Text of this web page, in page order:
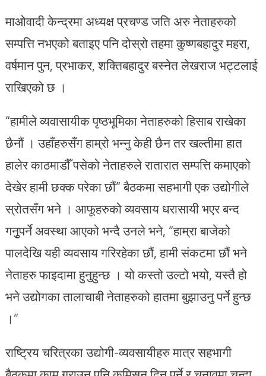
माओवादी केन्द्रमा अध्यक्ष प्रचण्ड जति अरु नेताहरुको
सम्पत्ति नभएको बताइए पनि दोस्रो तहमा कुष्णबहादुर महरा,
वर्षमान पुन, प्रभाकर, शक्तिबहादुर बस्नेत लेखराज भट्टलाई
राखिएको छ ।
“हामीले व्यवासायीक पृष्ठभूमिका नेताहरुको हिसाब राखेका
छैनौं । उहाँहरुसँग हाम्रो भन्नु केही छैन तर खल्तीमा हात
हालेर काठमाडौँ पसेको नेताहरुले रातारात सम्पत्ति कमाएको
देखेर हामी छक्क परेका छौं” बैठकमा सहभागी एक उद्योगीले
स्रोतसँग भने । आफूहरुको व्यवसाय धरासायी भएर बन्द
गनुृपर्ने अवस्था आएको भन्दै उनले भने, “हाम्रा बाजेको
पालदेखि यही व्यवसाय गरिरहेका छौं, हामी संकटमा छौं भने
नेताहरु फाइदामा हुनुहुन्छ । यो कस्तो उल्टो भयो, यस्तै हो
भने उद्योगका तालाचाबी नेताहरुको हातमा बुझाउनु पर्ने हुन्छ
।”
राष्ट्रिय चरित्रका उद्योगी-व्यवसायीहरु मात्र सहभागी